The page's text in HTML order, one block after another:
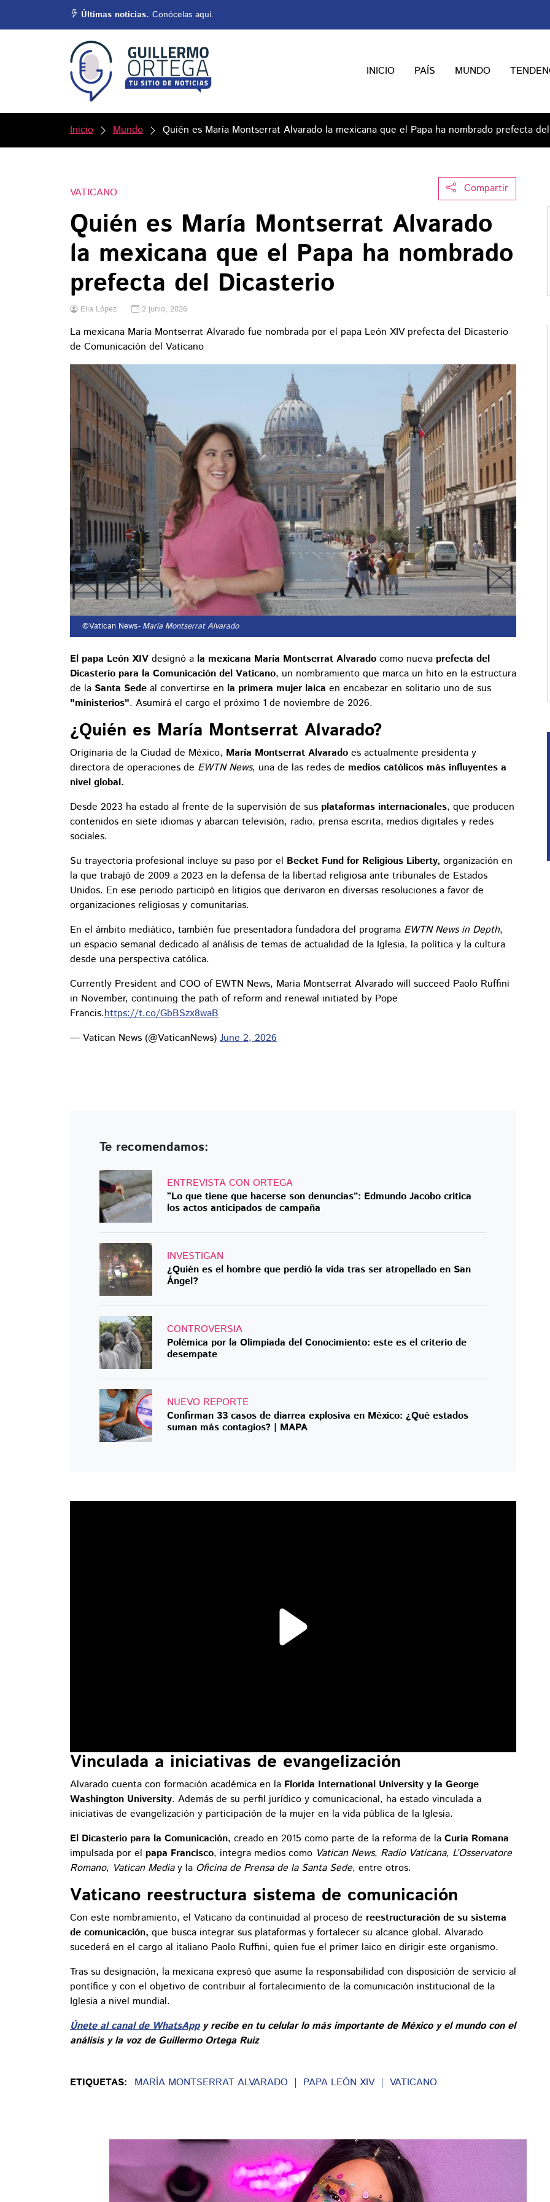
Últimas noticias. Conócelas aquí.
INICIO PAÍS MUNDO
Inicio Mundo Quién es María Montserrat Alvarado la mexicana que el Papa ha nombrado prefecta
Compartir
VATICANO
Quién es María Montserrat Alvarado
la mexicana que el Papa ha nombrado
prefecta del Dicasterio
Elia López 2 junio, 2026
La mexicana María Montserrat Alvarado fue nombrada por el papa León XIV prefecta del Dicasterio
de Comunicación del Vaticano
©Vatican News- María Montserrat Alvarado
El papa León XIV designó a la mexicana María Montserrat Alvarado como nueva prefecta del
Dicasterio para la Comunicación del Vaticano, un nombramiento que marca un hito en la estructura
de la Santa Sede al convertirse en la primera mujer laica en encabezar en solitario uno de sus
"ministerios". Asumirá el cargo el próximo 1 de noviembre de 2026.
¿Quién es María Montserrat Alvarado?
Originaria de la Ciudad de México, María Montserrat Alvarado es actualmente presidenta y
directora de operaciones de EWTN News, una de las redes de medios católicos más influyentes a
nivel global.
Desde 2023 ha estado al frente de la supervisión de sus plataformas internacionales, que producen
contenidos en siete idiomas y abarcan televisión, radio, prensa escrita, medios digitales y redes
sociales.
Su trayectoria profesional incluye su paso por el Becket Fund for Religious Liberty, organización en
la que trabajó de 2009 a 2023 en la defensa de la libertad religiosa ante tribunales de Estados
Unidos. En ese periodo participó en litigios que derivaron en diversas resoluciones a favor de
organizaciones religiosas y comunitarias.
En el ámbito mediático, también fue presentadora fundadora del programa EWTN News in Depth,
un espacio semanal dedicado al análisis de temas de actualidad de la Iglesia, la política y la cultura
desde una perspectiva católica.
Currently President and COO of EWTN News, Maria Montserrat Alvarado will succeed Paolo Ruffini
in November, continuing the path of reform and renewal initiated by Pope
Francis.https://t.co/GbBSzx8waB
— Vatican News (@VaticanNews) June 2, 2026
Te recomendamos:
ENTREVISTA CON ORTEGA
“Lo que tiene que hacerse son denuncias”: Edmundo Jacobo critica
los actos anticipados de campaña
INVESTIGAN
¿Quién es el hombre que perdió la vida tras ser atropellado en San
Ángel?
CONTROVERSIA
Polémica por la Olimpiada del Conocimiento: este es el criterio de
desempate
NUEVO REPORTE
Confirman 33 casos de diarrea explosiva en México: ¿Qué estados
suman más contagios? | MAPA
Vinculada a iniciativas de evangelización
Alvarado cuenta con formación académica en la Florida International University y la George
Washington University. Además de su perfil jurídico y comunicacional, ha estado vinculada a
iniciativas de evangelización y participación de la mujer en la vida pública de la Iglesia.
El Dicasterio para la Comunicación, creado en 2015 como parte de la reforma de la Curia Romana
impulsada por el papa Francisco, integra medios como Vatican News, Radio Vaticana, L’Osservatore
Romano, Vatican Mediay la Oficina de Prensa de la Santa Sede, entre otros.
Vaticano reestructura sistema de comunicación
Con este nombramiento, el Vaticano da continuidad al proceso de reestructuración de su sistema
de comunicación, que busca integrar sus plataformas y fortalecer su alcance global. Alvarado
sucederá en el cargo al italiano Paolo Ruffini, quien fue el primer laico en dirigir este organismo.
Tras su designación, la mexicana expresó que asume la responsabilidad con disposición de servicio al
pontífice y con el objetivo de contribuir al fortalecimiento de la comunicación institucional de la
Iglesia a nivel mundial.
Únete al canal de WhatsAppy recibe en tu celular lo más importante de México y el mundo con el
análisis y la voz de Guillermo Ortega Ruiz
ETIQUETAS: MARÍA MONTSERRAT ALVARADO PAPA LEÓN XIV VATICANO